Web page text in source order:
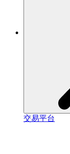
交易平台